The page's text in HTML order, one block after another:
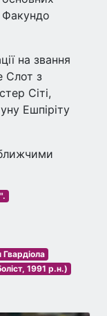
Факундо
на звання
Слот з
Сіті,
Ешпіріту
Гвардіола
1991 р.н.)